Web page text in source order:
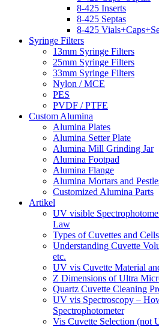
8-425 Inserts
8-425 Septas
8-425
Syringe Filters
13mm Syringe Filters
25mm Syringe Filters
33mm Syringe Filters
Nylon / MCE
PES
PVDF / PTFE
Custom Alumina
Alumina Plates
Alumina Setter Plate
Alumina Mill Grinding Jar
Alumina Footpad
Alumina Flange
Alumina Mortars and
Customized Alumina Parts
Artikel
UV visible
Law
Types of Cuvettes and Cells
Understanding Cuvette
etc.
UV vis Cuvette Material
Z Dimensions of Ultra
Quartz Cuvette Cleaning
UV vis Spectroscopy –
Spectrophotometer
Vis Cuvette Selection (not